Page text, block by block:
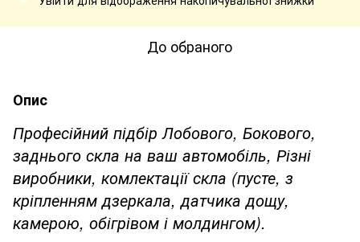
До обраного
Опис
Професійний підбір Лобового, Бокового,
заднього скла на ваш автомобіль, Різні
виробники, комлектації скла (пусте, з
кріпленням дзеркала, датчика дощу,
камерою, обігрівом і молдингом).